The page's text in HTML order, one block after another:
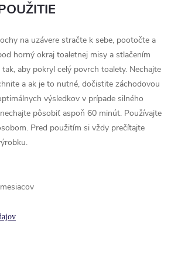
na uzávere stračte k sebe, pootočte a
horný okraj toaletnej misy a stlačením
aby pokryl celý povrch toalety. Nechajte
a ak je to nutné, dočistite záchodovou
výsledkov v prípade silného
pôsobiť aspoň 60 minút. Používajte
Pred použitím si vždy prečítajte